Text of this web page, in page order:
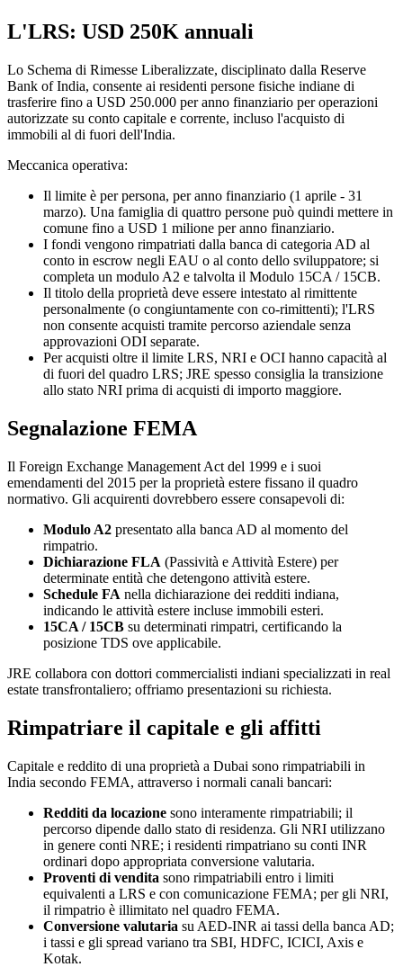
L'LRS: USD 250K annuali
Lo Schema di Rimesse Liberalizzate, disciplinato dalla Reserve
Bank of India, consente ai residenti persone fisiche indiane di
trasferire fino a USD 250.000 per anno finanziario per operazioni
autorizzate su conto capitale e corrente, incluso l'acquisto di
immobili al di fuori dell'India.
Meccanica operativa:
Il limite è per persona, per anno finanziario (1 aprile - 31
marzo). Una famiglia di quattro persone può quindi mettere in
comune fino a USD 1 milione per anno finanziario.
I fondi vengono rimpatriati dalla banca di categoria AD al
conto in escrow negli EAU o al conto dello sviluppatore; si
completa un modulo A2 e talvolta il Modulo 15CA / 15CB.
Il titolo della proprietà deve essere intestato al rimittente
personalmente (o congiuntamente con co-rimittenti); l'LRS
non consente acquisti tramite percorso aziendale senza
approvazioni ODI separate.
Per acquisti oltre il limite LRS, NRI e OCI hanno capacità al
di fuori del quadro LRS; JRE spesso consiglia la transizione
allo stato NRI prima di acquisti di importo maggiore.
Segnalazione FEMA
Il Foreign Exchange Management Act del 1999 e i suoi
emendamenti del 2015 per la proprietà estere fissano il quadro
normativo. Gli acquirenti dovrebbero essere consapevoli di:
Modulo A2 presentato alla banca AD al momento del
rimpatrio.
Dichiarazione FLA (Passività e Attività Estere) per
determinate entità che detengono attività estere.
Schedule FA nella dichiarazione dei redditi indiana,
indicando le attività estere incluse immobili esteri.
15CA / 15CB su determinati rimpatri, certificando la
posizione TDS ove applicabile.
JRE collabora con dottori commercialisti indiani specializzati in real
estate transfrontaliero; offriamo presentazioni su richiesta.
Rimpatriare il capitale e gli affitti
Capitale e reddito di una proprietà a Dubai sono rimpatriabili in
India secondo FEMA, attraverso i normali canali bancari:
Redditi da locazione sono interamente rimpatriabili; il
percorso dipende dallo stato di residenza. Gli NRI utilizzano
in genere conti NRE; i residenti rimpatriano su conti INR
ordinari dopo appropriata conversione valutaria.
Proventi di vendita sono rimpatriabili entro i limiti
equivalenti a LRS e con comunicazione FEMA; per gli NRI,
il rimpatrio è illimitato nel quadro FEMA.
Conversione valutaria su AED-INR ai tassi della banca AD;
i tassi e gli spread variano tra SBI, HDFC, ICICI, Axis e
Kotak.